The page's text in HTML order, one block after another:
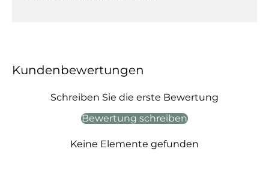
Kundenbewertungen
Schreiben Sie die erste Bewertung
Bewertung schreiben
Keine Elemente gefunden